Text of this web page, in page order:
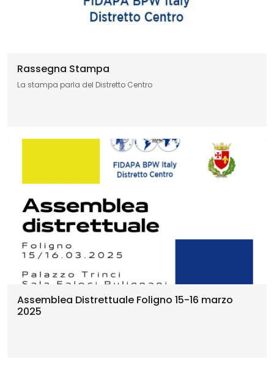
Rassegna Stampa
La stampa parla del Distretto Centro
Assemblea Distrettuale Foligno 15-16 marzo
2025